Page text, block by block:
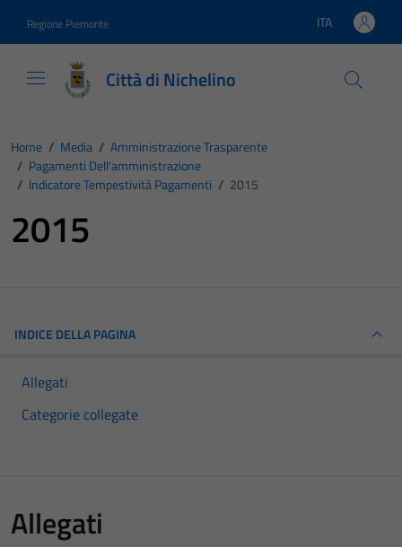
Regione Piemonte Lingua attiva:
ITA
Città di Nichelino
Home / Media / Amministrazione Trasparente
/ Pagamenti Dell'amministrazione
/ Indicatore Tempestività Pagamenti / 2015
2015
INDICE DELLA PAGINA
Allegati
Categorie collegate
Allegati